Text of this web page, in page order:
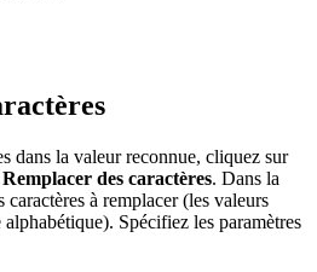
dans la valeur reconnue, cliquez sur
Remplacer des caractères. Dans la
à remplacer (les valeurs
Spécifiez les paramètres